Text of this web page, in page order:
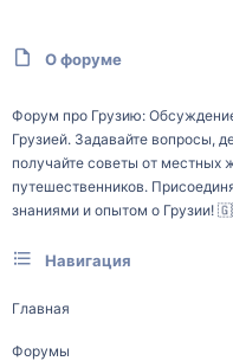
О форуме
Форум про Грузию:
Грузией. Задавайте вопросы,
получайте советы от местных
путешественников.
знаниями и опытом о Грузии!
Навигация
Главная
Форумы